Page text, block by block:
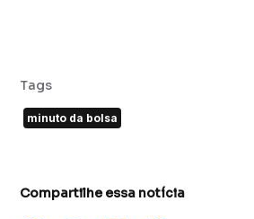
Tags
minuto da bolsa
Compartilhe essa notícia